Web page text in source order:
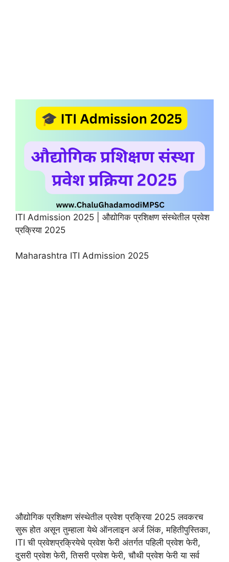
ITI Admission 2025 | औद्योगिक प्रशिक्षण संस्थेतील प्रवेश
प्रक्रिया 2025
Maharashtra ITI Admission 2025
औद्योगिक प्रशिक्षण संस्थेतील प्रवेश प्रक्रिया 2025 लवकरच
सुरू होत असून तुम्हाला येथे ऑनलाइन अर्ज लिंक, महितीपुस्तिका,
ITI ची प्रवेशप्रक्रियेचे प्रवेश फेरी अंतर्गत पहिली प्रवेश फेरी,
दुसरी प्रवेश फेरी, तिसरी प्रवेश फेरी, चौथी प्रवेश फेरी या सर्व